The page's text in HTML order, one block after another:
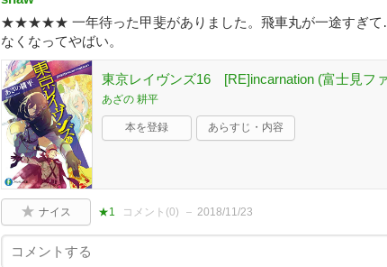
★★★★★ 一年待った甲斐がありました。飛車丸が一途すぎて
なくなってやばい。
東京レイヴンズ16 [RE]incarnation (富士見フ
あざの 耕平
本を登録 あらすじ・内容
ナイス ★1 コメント(0) 2018/11/23